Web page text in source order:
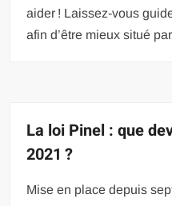
aider ! Laissez-vous
afin d’être mieux situé par
La loi Pinel : que
2021 ?
Mise en place depuis